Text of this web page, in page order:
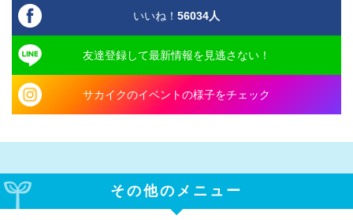
いいね！ 56034人
友達登録して最新情報を見逃さない！
サカイクのイベントの様子をチェック
その他のメニュー